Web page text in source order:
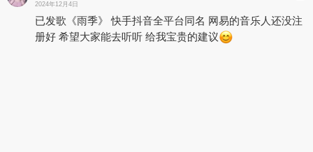
2024年12月4日
已发歌《雨季》 快手抖音全平台同名 网易的音乐人还没注
册好 希望大家能去听听 给我宝贵的建议